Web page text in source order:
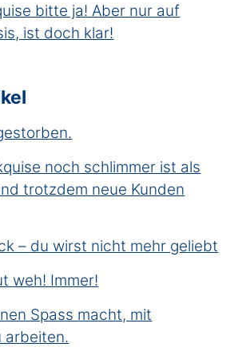
bitte ja! Aber nur auf
ist doch klar!
noch schlimmer ist als
trotzdem neue Kunden
– du wirst nicht mehr geliebt
weh! Immer!
Spass macht, mit
arbeiten.